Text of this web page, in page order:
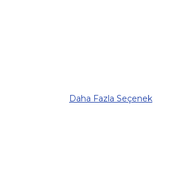
Daha Fazla Seçenek